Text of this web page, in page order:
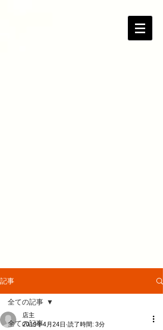
記事
全ての記事
全ての記事
店主
2019年4月24日 読了時間: 3分